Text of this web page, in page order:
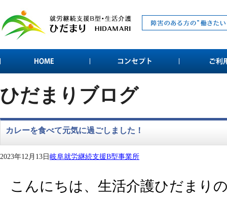
ひだまりブログ
カレーを食べて元気に過ごしました！
2023年12月13日岐阜就労継続支援B型事業所
こんにちは、生活介護ひだまり